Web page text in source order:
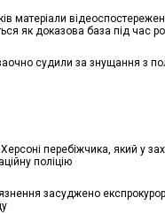
матеріали
як доказова база під час
судили за знущання з
перебіжчика, який у
поліцію
засуджено